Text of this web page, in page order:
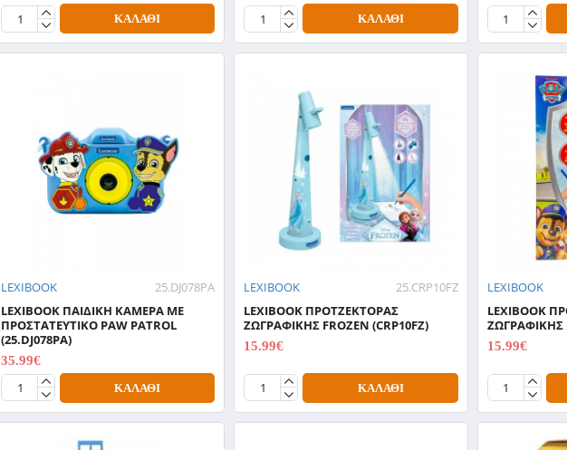
ΚΑΛΆΘΙ ΚΑΛΆΘΙ
LEXIBOOK
25.DJ078PA
LEXIBOOK ΠΑΙΔΙΚΗ ΚΑΜΕΡΑ ΜΕ
ΠΡΟΣΤΑΤΕΥΤΙΚΟ PAW PATROL
(25.DJ078PA)
35.99€
ΚΑΛΆΘΙ
LEXIBOOK
25.CRP10FZ
LEXIBOOK ΠΡΟΤΖΕΚΤΟΡΑΣ
ΖΩΓΡΑΦΙΚΗΣ FROZEN (CRP10FZ)
15.99€
ΚΑΛΆΘΙ
LEXIBOOK
LEXIBOOK
ΖΩΓΡΑΦΙΚΗΣ
15.99€